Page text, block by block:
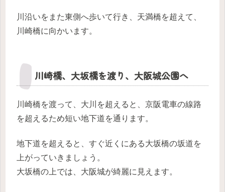
川沿いをまた東側へ歩いて行き、天満橋を超えて、
川崎橋に向かいます。
川崎橋、大坂橋を渡り、大阪城公園へ
川崎橋を渡って、大川を超えると、京阪電車の線路
を超えるため短い地下道を通ります。
地下道を超えると、すぐ近くにある大坂橋の坂道を
上がっていきましょう。
大坂橋の上では、大阪城が綺麗に見えます。